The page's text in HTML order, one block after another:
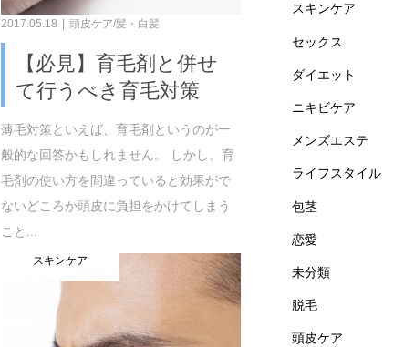
2017.05.18 頭皮ケア/髪・白髪
【必見】育毛剤と併せ
て行うべき育毛対策
薄毛対策といえば、育毛剤というのが一
般的な回答かもしれません。 しかし、育
毛剤の使い方を間違っていると効果がで
ないどころか頭皮に負担をかけてしまう
こと...
スキンケア
スキンケア
セックス
ダイエット
ニキビケア
メンズエステ
ライフスタイル
包茎
恋愛
未分類
脱毛
頭皮ケア